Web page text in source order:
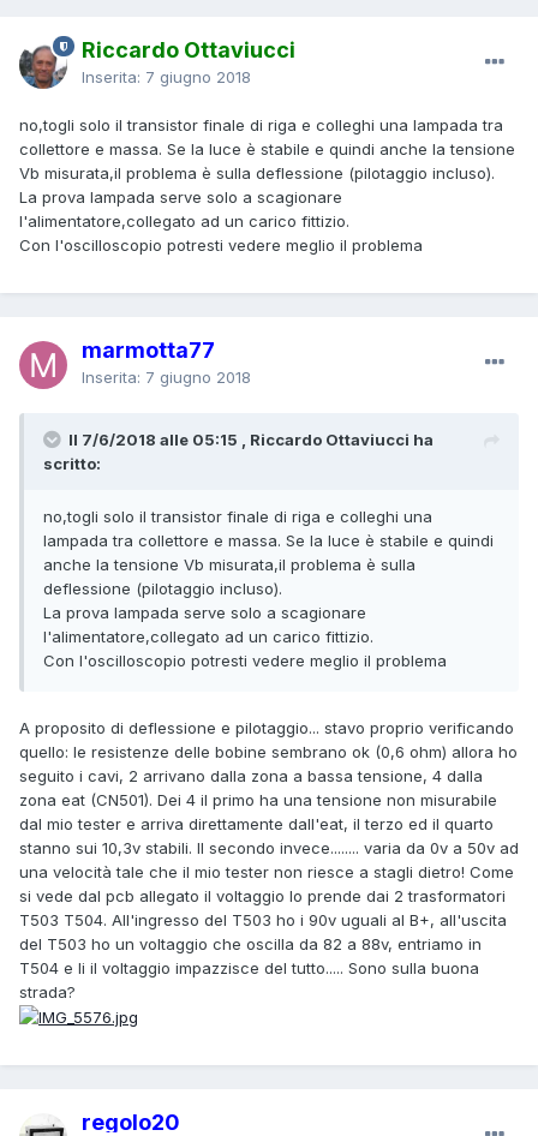
Riccardo Ottaviucci
Inserita: 7 giugno 2018
no,togli solo il transistor finale di riga e colleghi una lampada tra
collettore e massa. Se la luce è stabile e quindi anche la tensione
Vb misurata,il problema è sulla deflessione (pilotaggio incluso).
La prova lampada serve solo a scagionare
l'alimentatore,collegato ad un carico fittizio.
Con l'oscilloscopio potresti vedere meglio il problema
marmotta77
Inserita: 7 giugno 2018
Il 7/6/2018 alle 05:15 , Riccardo Ottaviucci ha
scritto:
no,togli solo il transistor finale di riga e colleghi una
lampada tra collettore e massa. Se la luce è stabile e quindi
anche la tensione Vb misurata,il problema è sulla
deflessione (pilotaggio incluso).
La prova lampada serve solo a scagionare
l'alimentatore,collegato ad un carico fittizio.
Con l'oscilloscopio potresti vedere meglio il problema
A proposito di deflessione e pilotaggio... stavo proprio verificando
quello: le resistenze delle bobine sembrano ok (0,6 ohm) allora ho
seguito i cavi, 2 arrivano dalla zona a bassa tensione, 4 dalla
zona eat (CN501). Dei 4 il primo ha una tensione non misurabile
dal mio tester e arriva direttamente dall'eat, il terzo ed il quarto
stanno sui 10,3v stabili. Il secondo invece........ varia da 0v a 50v ad
una velocità tale che il mio tester non riesce a stagli dietro! Come
si vede dal pcb allegato il voltaggio lo prende dai 2 trasformatori
T503 T504. All'ingresso del T503 ho i 90v uguali al B+, all'uscita
del T503 ho un voltaggio che oscilla da 82 a 88v, entriamo in
T504 e li il voltaggio impazzisce del tutto..... Sono sulla buona
strada?
regolo20